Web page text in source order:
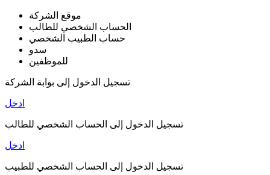
موقع الشركة
الحساب الشخصي للطالب
حساب الطبيب الشخصي
سدو
للموظفين
تسجيل الدخول إلى بوابة الشركة
ادخل
تسجيل الدخول إلى الحساب الشخصي للطالب
ادخل
تسجيل الدخول إلى الحساب الشخصي للطبيب